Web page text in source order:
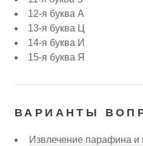
12-я буква А
13-я буква Ц
14-я буква И
15-я буква Я
ВАРИАНТЫ
Извлечение парафина и